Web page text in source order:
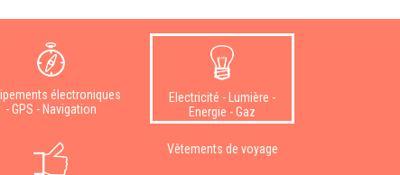
électroniques
- GPS - Navigation
Electricité - Lumière -
Energie - Gaz
Vêtements de voyage